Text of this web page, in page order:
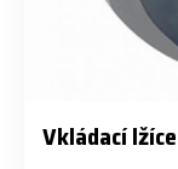
Vkládací